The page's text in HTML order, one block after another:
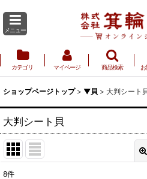
メニュー
カテゴリ マイページ 商品検索
ショップページトップ > ▼貝 > 大判シート
大判シート貝
8件